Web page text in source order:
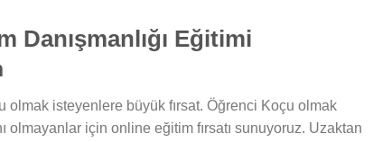
Danışmanlığı Eğitimi
isteyenlere büyük fırsat. Öğrenci Koçu olmak
olmayanlar için online eğitim fırsatı sunuyoruz. Uzaktan